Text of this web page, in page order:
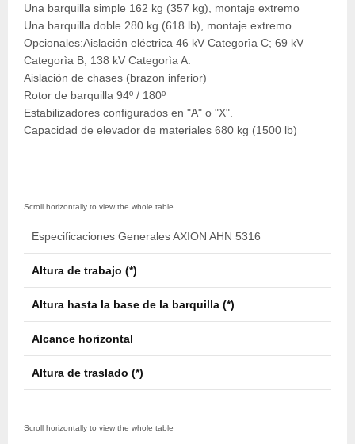
Una barquilla simple 162 kg (357 kg), montaje extremo
Una barquilla doble 280 kg (618 lb), montaje extremo
Opcionales:Aislación eléctrica 46 kV Categorìa C; 69 kV
Categorìa B; 138 kV Categorìa A.
Aislación de chases (brazon inferior)
Rotor de barquilla 94º / 180º
Estabilizadores configurados en "A" o "X".
Capacidad de elevador de materiales 680 kg (1500 lb)
Especificaciones Generales AXION AHN 5316
Altura de trabajo (*)
Altura hasta la base de la barquilla (*)
Alcance horizontal
Altura de traslado (*)